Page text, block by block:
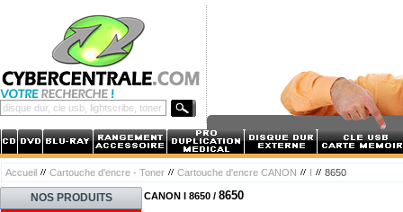
Accueil Cartouche d'encre - Toner Cartouche d'encre CANON I 8650
NOS PRODUITS CANON I 8650 / 8650